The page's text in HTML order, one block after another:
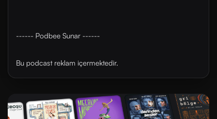
------ Podbee Sunar ------
Bu podcast reklam içermektedir.